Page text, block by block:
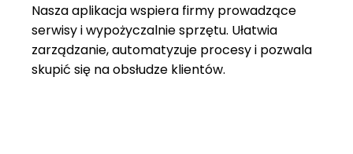
Nasza aplikacja wspiera firmy prowadzące
serwisy i wypożyczalnie sprzętu. Ułatwia
zarządzanie, automatyzuje procesy i pozwala
skupić się na obsłudze klientów.